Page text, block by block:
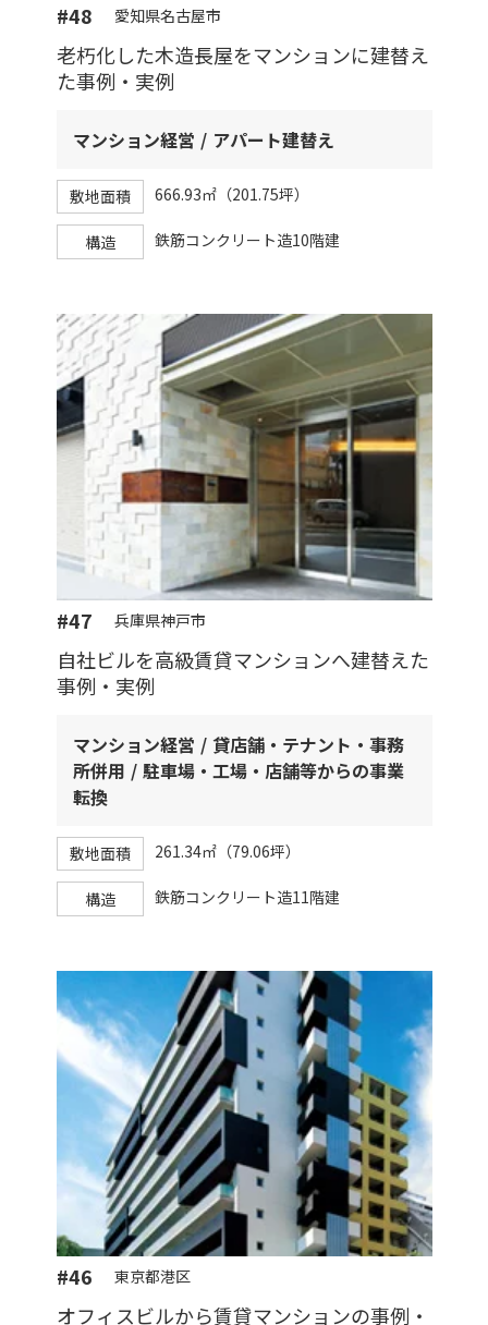
#48 愛知県名古屋市
老朽化した木造長屋をマンションに建替え
た事例・実例
マンション経営 アパート建替え
敷地面積 666.93㎡（201.75坪）
構造 鉄筋コンクリート造10階建
#47 兵庫県神戸市
自社ビルを高級賃貸マンションへ建替えた
事例・実例
マンション経営
貸店舗・テナント・事務
所併用
駐車場・工場・店舗等からの事業
転換
敷地面積 261.34㎡（79.06坪）
構造 鉄筋コンクリート造11階建
#46 東京都港区
オフィスビルから賃貸マンションの事例・